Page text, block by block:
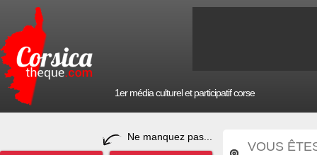
1er média culturel et participatif corse
Ne manquez pas...
VOUS